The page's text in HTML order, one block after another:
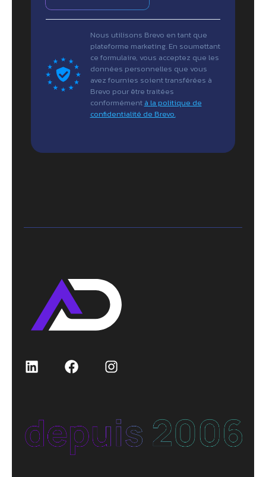
Nous utilisons Brevo en tant que
plateforme marketing. En soumettant
ce formulaire, vous acceptez que les
données personnelles que vous
avez fournies soient transférées à
Brevo pour être traitées
conformément à la politique de
confidentialité de Brevo.